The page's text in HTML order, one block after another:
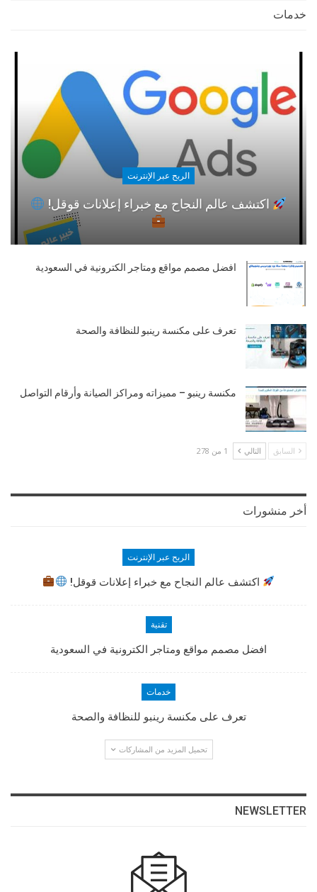
خدمات
الربح عبر الإنترنت
اكتشف عالم النجاح مع خبراء إعلانات قوقل!
افضل مصمم مواقع ومتاجر الكترونية في السعودية
تعرف على مكنسة رينبو للنظافة والصحة
مكنسة رينبو – مميزاته ومراكز الصيانة وأرقام التواصل
السابق التالي 1 من 278
أخر منشورات
الربح عبر الإنترنت
اكتشف عالم النجاح مع خبراء إعلانات قوقل!
تقنية
افضل مصمم مواقع ومتاجر الكترونية في السعودية
خدمات
تعرف على مكنسة رينبو للنظافة والصحة
تحميل المزيد من المشاركات
NEWSLETTER